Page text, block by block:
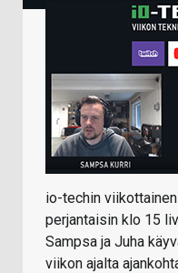
io-techin
perjantaisin klo 15
Sampsa ja Juha
viikon ajalta